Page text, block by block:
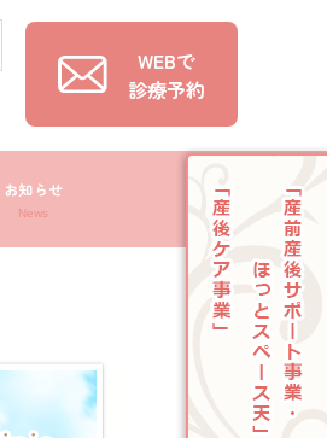
WEBで
診療予約
お知らせ
News